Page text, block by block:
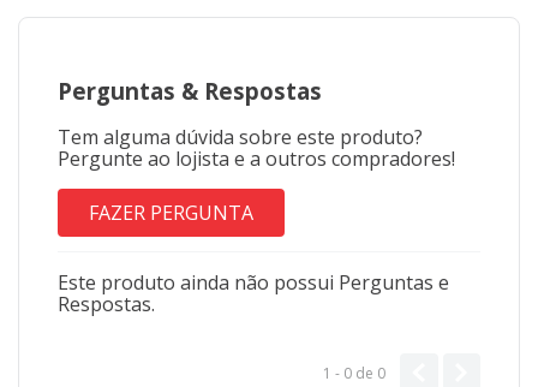
Perguntas & Respostas
Tem alguma dúvida sobre este produto?
Pergunte ao lojista e a outros compradores!
FAZER PERGUNTA
Este produto ainda não possui Perguntas e
Respostas.
1 - 0 de 0